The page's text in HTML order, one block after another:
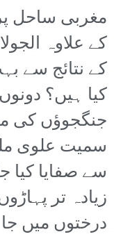
مغربی ساحل
کے علاوہ
کے نتائج سے
سمیت علوی
سے صفایا
زیادہ تر
درختوں میں